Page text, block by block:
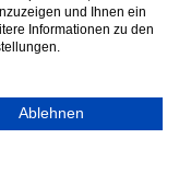
und Ihnen ein
Informationen zu den
Ablehnen